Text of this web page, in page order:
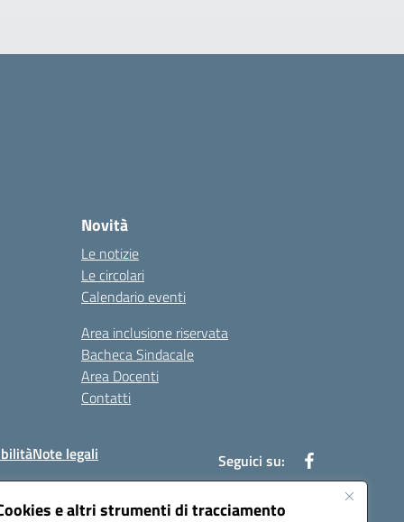
e altri strumenti di tracciamento
Novità
Le notizie
Le circolari
Calendario eventi
Area inclusione riservata
Bacheca Sindacale
Area Docenti
Contatti
Note legali Seguici su: